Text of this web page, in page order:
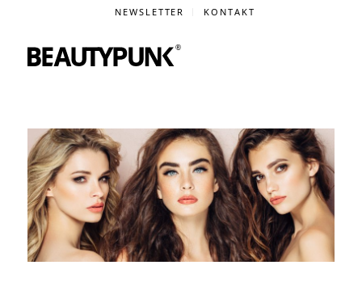
NEWSLETTER KONTAKT